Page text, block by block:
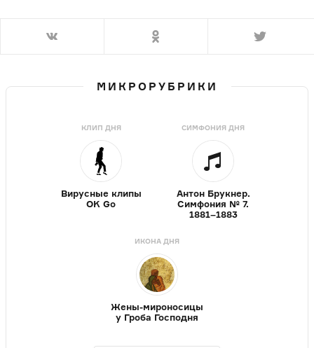
МИКРОРУБРИКИ
КЛИП ДНЯ
Вирусные клипы
OK Go
СИМФОНИЯ ДНЯ
Антон Брукнер.
Симфония № 7.
1881–1883
ИКОНА ДНЯ
Жены-мироносицы
у Гроба Господня